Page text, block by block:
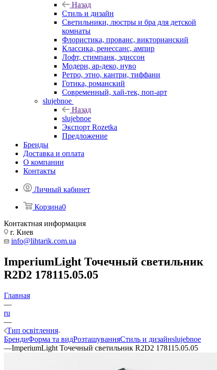
Назад
Стиль и дизайн
Светильники, люстры и бра для детской
комнаты
Флористика, прованс, викторианский
Классика, ренессанс, ампир
Лофт, стимпанк, эдиссон
Модерн, ар-деко, нуво
Ретро, этно, кантри, тиффани
Готика, романский
Современный, хай-тек, поп-арт
slujebnoe
Назад
slujebnoe
Экспорт Rozetka
Предложение
Бренды
Доставка и оплата
О компании
Контакты
Личный кабинет
Корзина0
Контактная информация
г. Киев
info@lihtarik.com.ua
ImperiumLight Точечный светильник
R2D2 178115.05.05
Главная
—
ru
—
Тип освітлення
БрендиФорма та видРозташуванняСтиль и дизайнslujebnoe
—ImperiumLight Точечный светильник R2D2 178115.05.05